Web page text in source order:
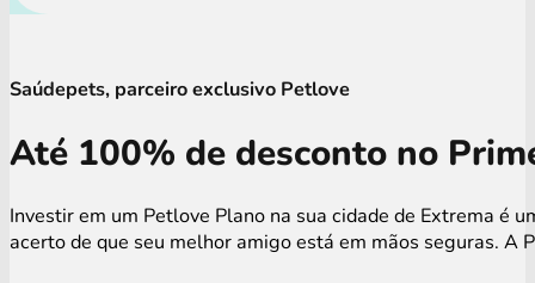
Saúdepets, parceiro exclusivo Petlove
Até 100% de desconto no
Investir em um Petlove Plano na sua cidade de Extrema é
acerto de que seu melhor amigo está em mãos seguras.